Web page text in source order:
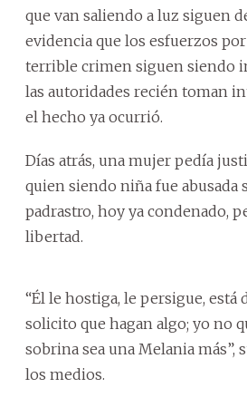
que van saliendo a luz siguen
evidencia que los esfuerzos
terrible crimen siguen siendo
las autoridades recién toman
el hecho ya ocurrió.
Días atrás, una mujer pedía
quien siendo niña fue abusada
padrastro, hoy ya condenado,
libertad.
“Él le hostiga, le persigue, está
solicito que hagan algo; yo no
sobrina sea una Melania más”,
los medios.